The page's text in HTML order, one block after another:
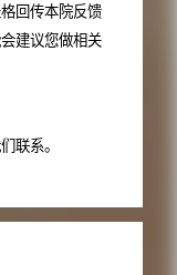
回传本院反馈
建议您做相关
联系。